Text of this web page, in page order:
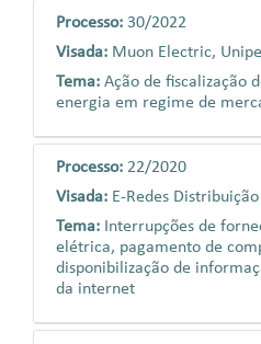
Processo: 30/2022
Visada: Muon Electric,
Tema: Ação de fiscalização
energia em regime de
Processo: 22/2020
Visada: E-Redes
Tema: Interrupções de
elétrica, pagamento de
disponibilização de
da internet